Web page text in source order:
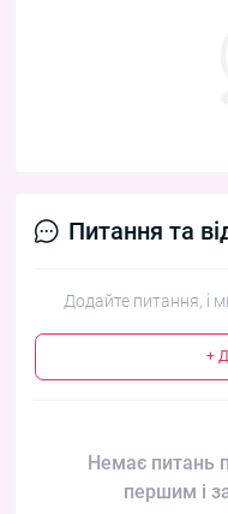
Питання та
Додайте питання, і
+
Немає питань
першим і